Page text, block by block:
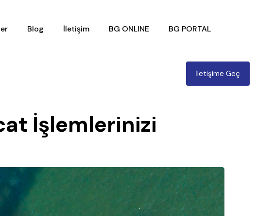
Blog İletişim BG ONLINE BG PORTAL
İletişime Geç
İşlemlerinizi